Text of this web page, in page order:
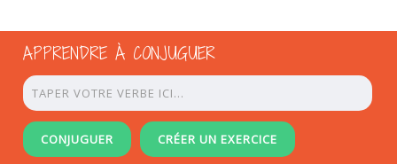
APPRENDRE À CONJUGUER
CONJUGUER CRÉER UN EXERCICE